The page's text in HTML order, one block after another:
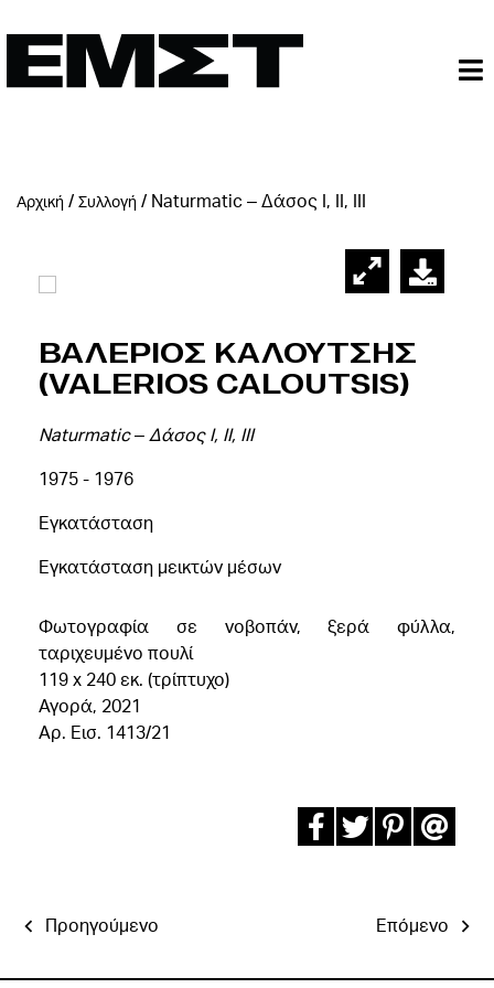
Αρχική / Συλλογή / Naturmatic – Δάσος Ι, ΙΙ, ΙΙΙ
Βαλεριος Καλουτσης
(Valerios Caloutsis)
Naturmatic – Δάσος Ι, ΙΙ, ΙΙΙ
1975 - 1976
Εγκατάσταση
Εγκατάσταση μεικτών μέσων
Φωτογραφία σε νοβοπάν, ξερά φύλλα,
ταριχευμένο πουλί
119 x 240 εκ. (τρίπτυχο)
Αγορά, 2021
Αρ. Εισ. 1413/21
Προηγούμενο Επόμενο